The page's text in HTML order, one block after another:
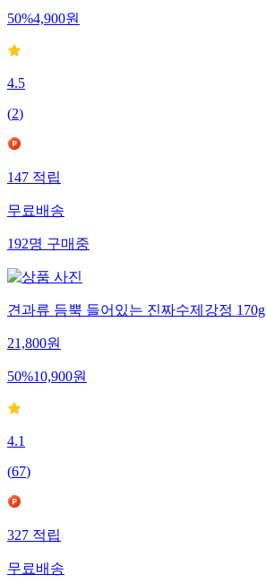
50%4,900원
4.5
(2)
147적립
무료배송
192명구매중
견과류 듬뿍 들어있는 진짜수제강정 170g
21,800원
50%10,900원
4.1
(67)
327적립
무료배송